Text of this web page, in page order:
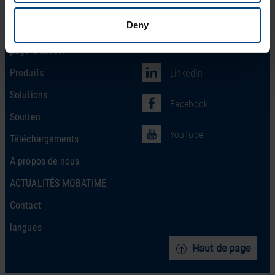
Deny
Haut de page
page d’accueil
Produits
Solutions
Soutien
Téléchargements
A propos de nous
ACTUALITÉS MOBATIME
Contact
langues
Social Network
LinkedIn
Facebook
YouTube